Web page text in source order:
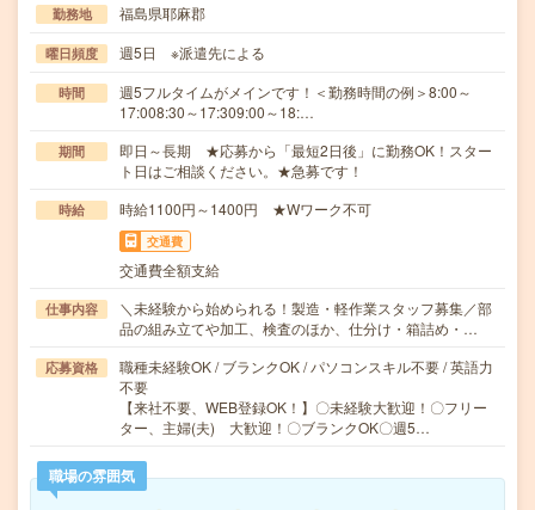
勤務地 福島県耶麻郡
曜日頻度 週5日 ※派遣先による
時間
週5フルタイムがメインです！＜勤務時間の例＞8:00～
17:008:30～17:309:00～18:…
期間
即日～長期 ★応募から「最短2日後」に勤務OK！スター
ト日はご相談ください。★急募です！
時給 時給1100円～1400円 ★Wワーク不可
交通費
交通費全額支給
仕事内容
＼未経験から始められる！製造・軽作業スタッフ募集／部
品の組み立てや加工、検査のほか、仕分け・箱詰め・…
応募資格
職種未経験OK / ブランクOK / パソコンスキル不要 / 英語力
不要
【来社不要、WEB登録OK！】〇未経験大歓迎！〇フリー
ター、主婦(夫) 大歓迎！〇ブランクOK〇週5…
職場の雰囲気